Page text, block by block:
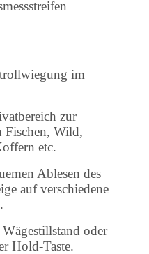
im
zur
Fischen, Wild,
etc.
Ablesen des
auf verschiedene
oder
Hold-Taste.